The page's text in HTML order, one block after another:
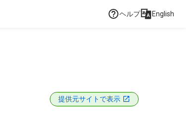
ヘルプ English
提供元サイトで表示